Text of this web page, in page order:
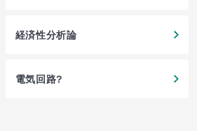
経済性分析論
電気回路?